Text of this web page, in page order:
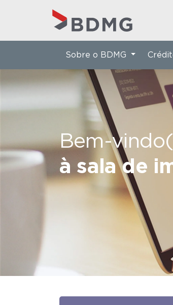
Bem-
à sala de
Sobre o BDMG